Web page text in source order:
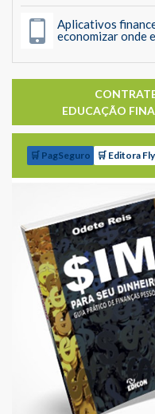
Aplicativos
economizar onde
EDUCAÇÃO
🛒 PagSeguro 🛒 Editora